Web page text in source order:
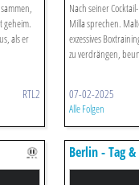
geheim.
als er
RTL2
Nach seiner
Milla sprechen.
exzessives
zu verdrängen,
07-02-2025
Alle Folgen
Berlin - Tag